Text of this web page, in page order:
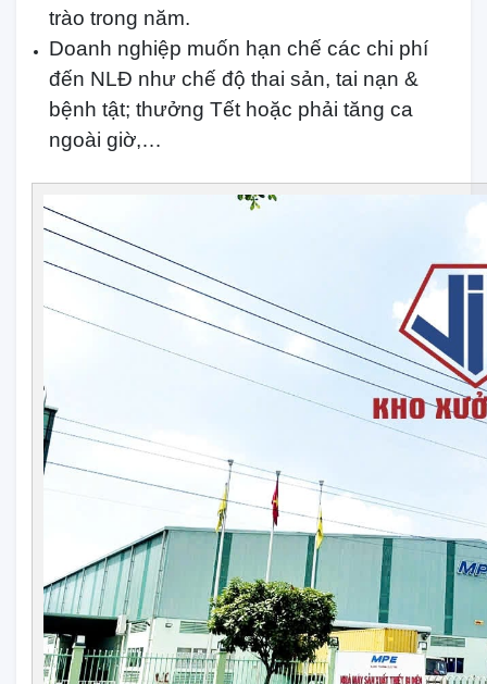
trào trong năm.
Doanh nghiệp muốn hạn chế các chi phí
đến NLĐ như chế độ thai sản, tai nạn &
bệnh tật; thưởng Tết hoặc phải tăng ca
ngoài giờ,…